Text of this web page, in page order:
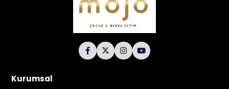
Kurumsal